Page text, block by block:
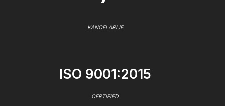
KANCELARIJE
ISO 9001:2015
CERTIFIED